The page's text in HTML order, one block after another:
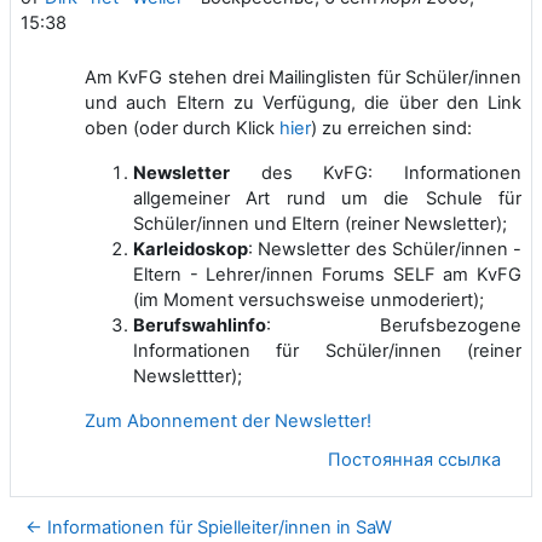
15:38
Am KvFG stehen drei Mailinglisten für Schüler/innen
und auch Eltern zu Verfügung, die über den Link
oben (oder durch Klick hier) zu erreichen sind:
Newsletter des KvFG: Informationen
allgemeiner Art rund um die Schule für
Schüler/innen und Eltern (reiner Newsletter);
Karleidoskop: Newsletter des Schüler/innen -
Eltern - Lehrer/innen Forums SELF am KvFG
(im Moment versuchsweise unmoderiert);
Berufswahlinfo: Berufsbezogene
Informationen für Schüler/innen (reiner
Newslettter);
Zum Abonnement der Newsletter!
Постоянная ссылка
← Informationen für Spielleiter/innen in SaW